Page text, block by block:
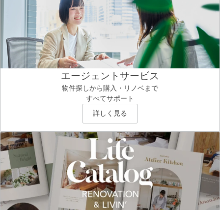
エージェントサービス
物件探しから購入・リノベまで
すべてサポート
詳しく見る